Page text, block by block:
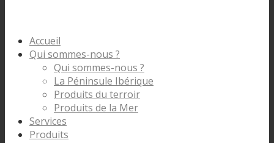
Accueil
Qui sommes-nous ?
Qui sommes-nous ?
La Péninsule Ibérique
Produits du terroir
Produits de la Mer
Services
Produits